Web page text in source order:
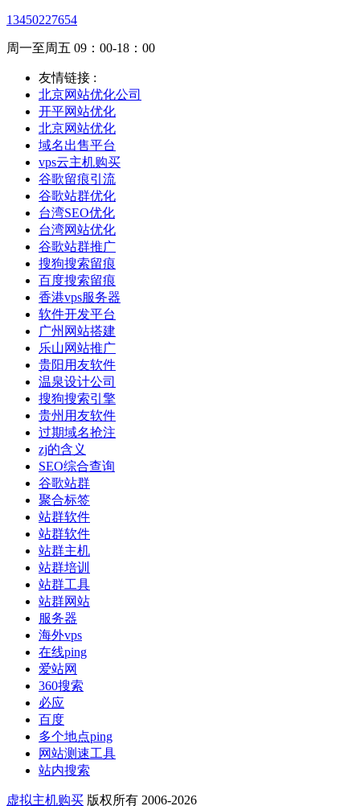
13450227654
周一至周五 09：00-18：00
友情链接 :
北京网站优化公司
开平网站优化
北京网站优化
域名出售平台
vps云主机购买
谷歌留痕引流
谷歌站群优化
台湾SEO优化
台湾网站优化
谷歌站群推广
搜狗搜索留痕
百度搜索留痕
香港vps服务器
软件开发平台
广州网站搭建
乐山网站推广
贵阳用友软件
温泉设计公司
搜狗搜索引擎
贵州用友软件
过期域名抢注
zj的含义
SEO综合查询
谷歌站群
聚合标签
站群软件
站群软件
站群主机
站群培训
站群工具
站群网站
服务器
海外vps
在线ping
爱站网
360搜索
必应
百度
多个地点ping
网站测速工具
站内搜索
虚拟主机购买 版权所有 2006-2026